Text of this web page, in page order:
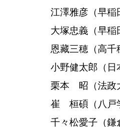
江澤雅彦（早稲
大塚忠義（早
恩藏三穂（高
小野健太郎（日
栗本 昭（法政
崔 桓碩（八戸
千々松愛子（鎌